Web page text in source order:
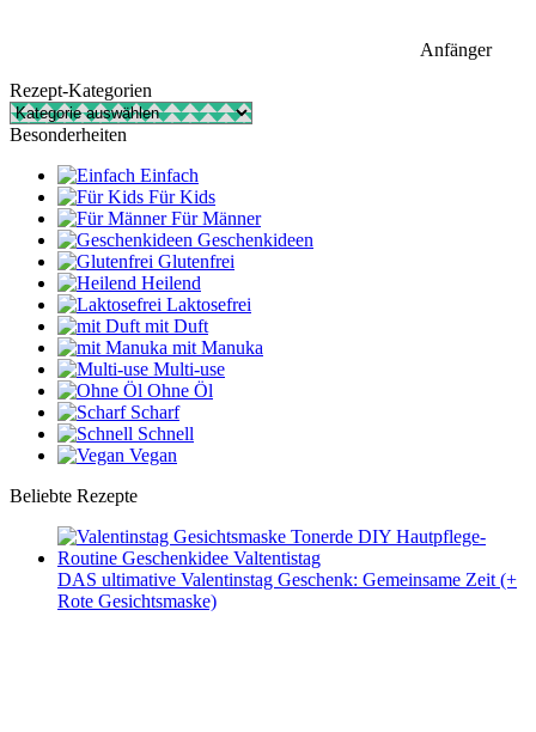
Anfänger
Rezept-Kategorien
Rezept-
Kategorien
Besonderheiten
Einfach
Für Kids
Für Männer
Geschenkideen
Glutenfrei
Heilend
Laktosefrei
mit Duft
mit Manuka
Multi-use
Ohne Öl
Scharf
Schnell
Vegan
Beliebte Rezepte
DAS ultimative Valentinstag Geschenk: Gemeinsame Zeit (+
Rote Gesichtsmaske)